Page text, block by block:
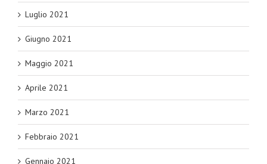
Luglio 2021
Giugno 2021
Maggio 2021
Aprile 2021
Marzo 2021
Febbraio 2021
Gennaio 2021